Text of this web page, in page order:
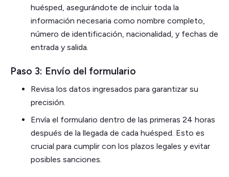
huésped, asegurándote de incluir toda la
información necesaria como nombre completo,
número de identificación, nacionalidad, y fechas de
entrada y salida.
Paso 3: Envío del formulario
Revisa los datos ingresados para garantizar su
precisión.
Envía el formulario dentro de las primeras 24 horas
después de la llegada de cada huésped. Esto es
crucial para cumplir con los plazos legales y evitar
posibles sanciones.